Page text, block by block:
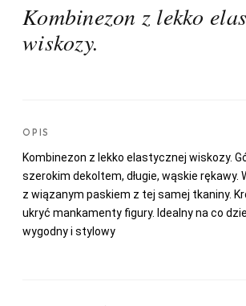
Kombinezon z lekko
wiskozy.
OPIS
Kombinezon z lekko elastycznej wiskozy.
szerokim dekoltem, długie, wąskie rękawy.
z wiązanym paskiem z tej samej tkaniny.
ukryć mankamenty figury. Idealny na co
wygodny i stylowy